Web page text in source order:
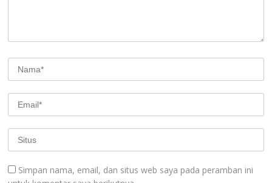
Simpan nama, email, dan situs web saya pada peramban ini